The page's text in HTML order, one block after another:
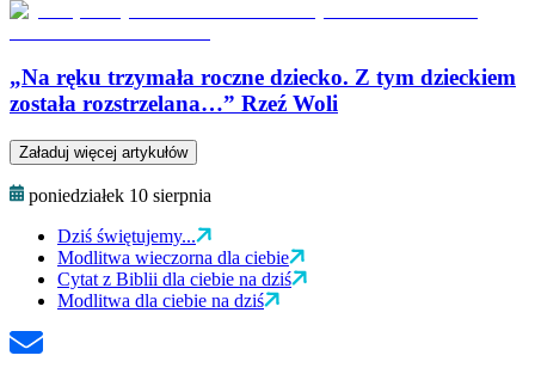
„Na ręku trzymała roczne dziecko. Z tym dzieckiem
została rozstrzelana…” Rzeź Woli
Załaduj więcej artykułów
poniedziałek 10 sierpnia
Dziś świętujemy...
Modlitwa wieczorna dla ciebie
Cytat z Biblii dla ciebie na dziś
Modlitwa dla ciebie na dziś